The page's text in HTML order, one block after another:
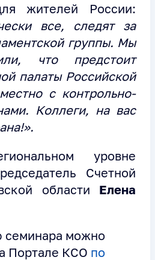
жителей России:
все, следят за
группы. Мы
что предстоит
палаты Российской
с контрольно-
Коллеги, на вас
уровне
Счетной
области Елена
семинара можно
Портале КСО по